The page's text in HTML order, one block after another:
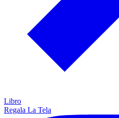
Libro
Regala La Tela